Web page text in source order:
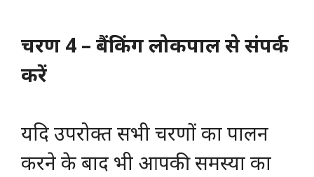
चरण 4 – बैंकिंग लोकपाल से संपर्क
करें
यदि उपरोक्त सभी चरणों का पालन
करने के बाद भी आपकी समस्या का